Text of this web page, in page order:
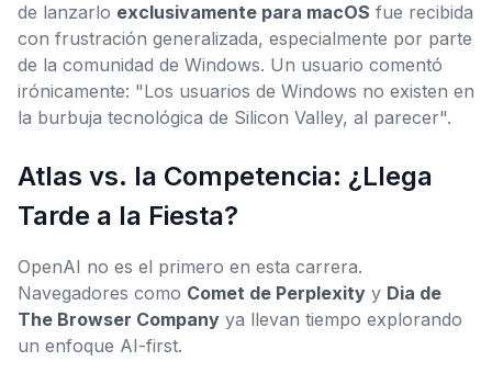
de lanzarlo exclusivamente para macOS fue recibida
con frustración generalizada, especialmente por parte
de la comunidad de Windows. Un usuario comentó
irónicamente: "Los usuarios de Windows no existen en
la burbuja tecnológica de Silicon Valley, al parecer".
Atlas vs. la Competencia: ¿Llega
Tarde a la Fiesta?
OpenAI no es el primero en esta carrera.
Navegadores como Comet de Perplexity y Dia de
The Browser Company ya llevan tiempo explorando
un enfoque AI-first.